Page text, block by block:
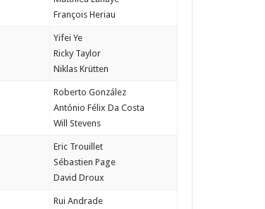
François Heriau
Yifei Ye
Ricky Taylor
Niklas Krütten
Roberto González
António Félix Da Costa
Will Stevens
Eric Trouillet
Sébastien Page
David Droux
Rui Andrade